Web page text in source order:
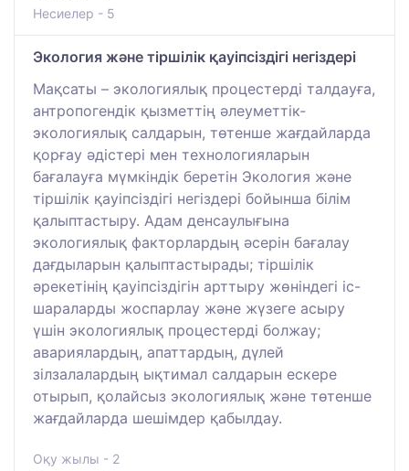
Несиелер - 5
Экология және тіршілік қауіпсіздігі негіздері
Мақсаты – экологиялық процестерді талдауға,
антропогендік қызметтің әлеуметтік-
экологиялық салдарын, төтенше жағдайларда
қорғау әдістері мен технологияларын
бағалауға мүмкіндік беретін Экология және
тіршілік қауіпсіздігі негіздері бойынша білім
қалыптастыру. Адам денсаулығына
экологиялық факторлардың әсерін бағалау
дағдыларын қалыптастырады; тіршілік
әрекетінің қауіпсіздігін арттыру жөніндегі іс-
шараларды жоспарлау және жүзеге асыру
үшін экологиялық процестерді болжау;
авариялардың, апаттардың, дүлей
зілзалалардың ықтимал салдарын ескере
отырып, қолайсыз экологиялық және төтенше
жағдайларда шешімдер қабылдау.
Оқу жылы - 2